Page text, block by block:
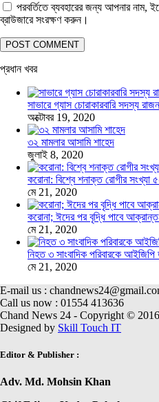
পরবর্তিতে ব্যবহারের জন্য আপনার নাম,
ব্রাউজারে সংরক্ষণ করুন।
প্রধান খবর
সাভারে গ্যাস চোরাকারবারি সদস্য
অক্টোবর 19, 2020
৩২ মামলার আসামি শাহেদ
জুলাই 8, 2020
করোনা: বিশ্বে শনাক্ত রোগীর সংখ্যা
মে 21, 2020
করোনা; ঈদের পর বৃদ্ধি পাবে
মে 21, 2020
নিহত ৩ সাংবাদিক পরিবারকে
মে 21, 2020
E-mail us :
Call us now : 01554 413636
Chand News 24 - Copyright ©
Designed by Skill Touch IT
Editor & Publisher :
Adv. Md. Mohsin Khan